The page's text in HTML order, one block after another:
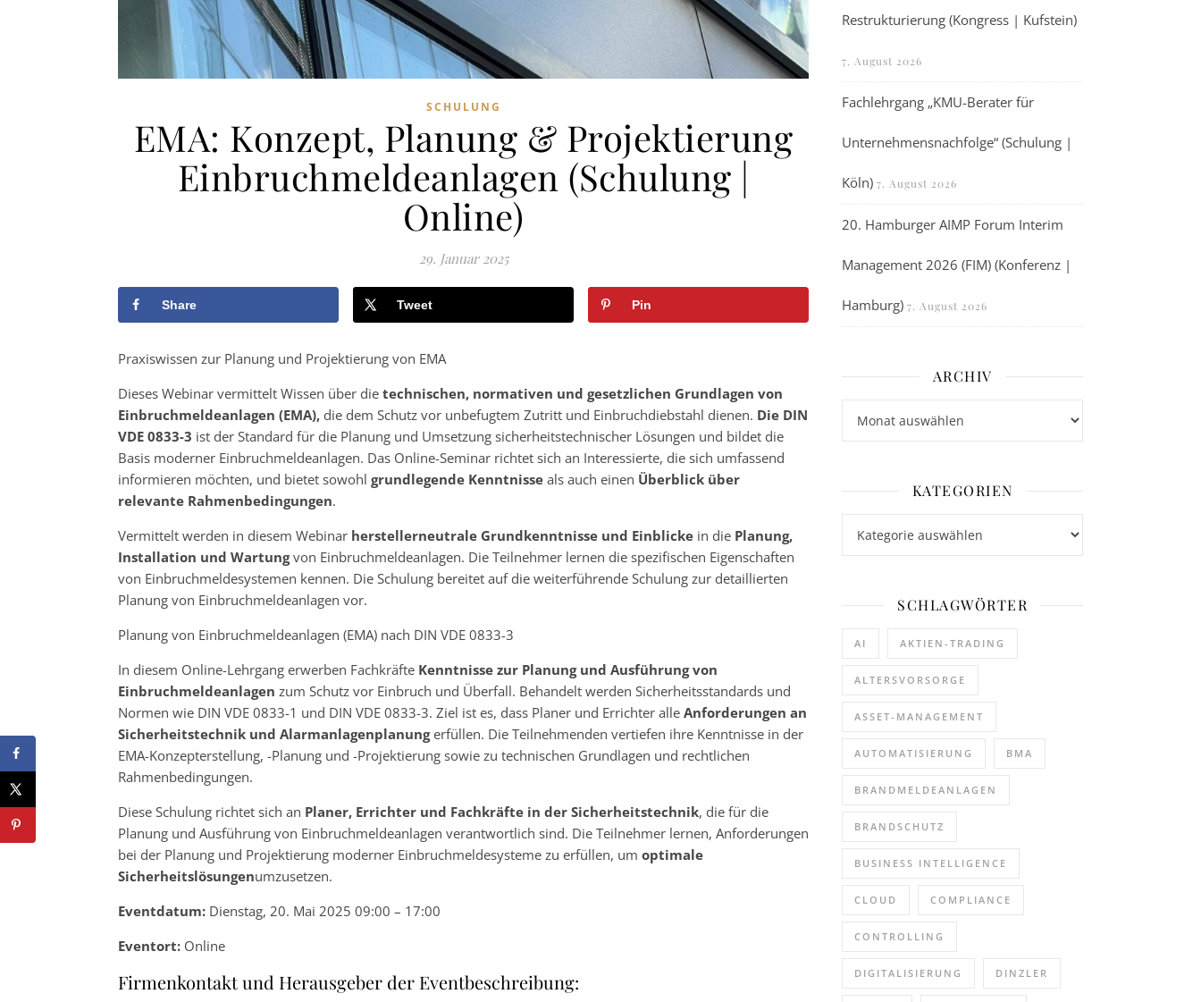
SCHULUNG
EMA: Konzept, Planung & Projektierung
Einbruchmeldeanlagen (Schulung |
Online)
29. Januar 2025
Share Tweet Pin
Praxiswissen zur Planung und Projektierung von EMA
Dieses Webinar vermittelt Wissen über die technischen, normativen und gesetzlichen Grundlagen von
Einbruchmeldeanlagen (EMA), die dem Schutz vor unbefugtem Zutritt und Einbruchdiebstahl dienen. Die DIN
VDE 0833-3 ist der Standard für die Planung und Umsetzung sicherheitstechnischer Lösungen und bildet die
Basis moderner Einbruchmeldeanlagen. Das Online-Seminar richtet sich an Interessierte, die sich umfassend
informieren möchten, und bietet sowohl grundlegende Kenntnisse als auch einen Überblick über
relevante Rahmenbedingungen.
Vermittelt werden in diesem Webinar herstellerneutrale Grundkenntnisse und Einblicke in die Planung,
Installation und Wartungvon Einbruchmeldeanlagen. Die Teilnehmer lernen die spezifischen Eigenschaften
von Einbruchmeldesystemen kennen. Die Schulung bereitet auf die weiterführende Schulung zur detaillierten
Planung von Einbruchmeldeanlagen vor.
Planung von Einbruchmeldeanlagen (EMA) nach DIN VDE 0833-3
In diesem Online-Lehrgang erwerben Fachkräfte Kenntnisse zur Planung und Ausführung von
Einbruchmeldeanlagen zum Schutz vor Einbruch und Überfall. Behandelt werden Sicherheitsstandards und
Normen wie DIN VDE 0833-1 und DIN VDE 0833-3. Ziel ist es, dass Planer und Errichter alle Anforderungen an
Sicherheitstechnik und Alarmanlagenplanungerfüllen. Die Teilnehmenden vertiefen ihre Kenntnisse in der
EMA-Konzepterstellung, -Planung und -Projektierung sowie zu technischen Grundlagen und rechtlichen
Rahmenbedingungen.
Diese Schulung richtet sich an Planer, Errichter und Fachkräfte in der Sicherheitstechnik, die für die
Planung und Ausführung von Einbruchmeldeanlagen verantwortlich sind. Die Teilnehmer lernen, Anforderungen
bei der Planung und Projektierung moderner Einbruchmeldesysteme zu erfüllen, um optimale
Sicherheitslösungenumzusetzen.
Eventdatum: Dienstag, 20. Mai 2025 09:00 – 17:00
Eventort: Online
Firmenkontakt und Herausgeber der Eventbeschreibung:
Restrukturierung (Kongress | Kufstein)
7. August 2026
Fachlehrgang „KMU-Berater für
Unternehmensnachfolge“ (Schulung |
Köln) 7. August 2026
20. Hamburger AIMP Forum Interim
Management 2026 (FIM) (Konferenz |
Hamburg) 7. August 2026
ARCHIV
KATEGORIEN
SCHLAGWÖRTER
AI AKTIEN-TRADING
ALTERSVORSORGE
ASSET-MANAGEMENT
AUTOMATISIERUNG BMA
BRANDMELDEANLAGEN
BRANDSCHUTZ
BUSINESS INTELLIGENCE
CLOUD COMPLIANCE
CONTROLLING
DIGITALISIERUNG DINZLER